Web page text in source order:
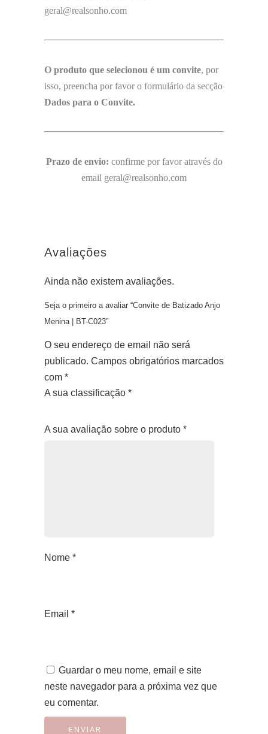
geral@realsonho.com
O produto que selecionou é um convite, por
isso, preencha por favor o formulário da secção
Dados para o Convite.
Prazo de envio: confirme por favor através do
email geral@realsonho.com
Avaliações
Ainda não existem avaliações.
Seja o primeiro a avaliar “Convite de Batizado Anjo
Menina | BT-C023”
O seu endereço de email não será
publicado. Campos obrigatórios marcados
com *
A sua classificação *
A sua avaliação sobre o produto *
Nome *
Email *
Guardar o meu nome, email e site
neste navegador para a próxima vez que
eu comentar.